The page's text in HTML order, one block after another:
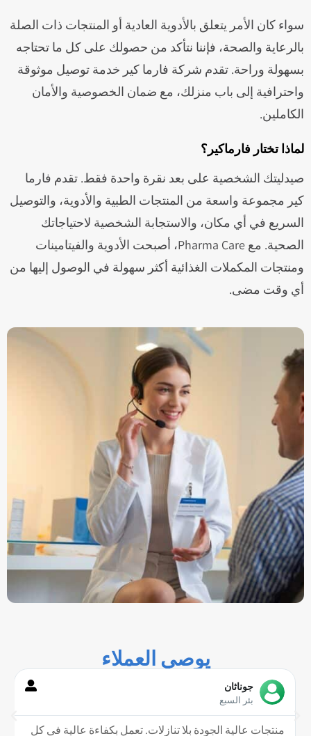
سواء كان الأمر يتعلق بالأدوية العادية أو المنتجات ذات الصلة
بالرعاية والصحة، فإننا نتأكد من حصولك على كل ما تحتاجه
بسهولة وراحة. تقدم شركة فارما كير خدمة توصيل موثوقة
واحترافية إلى باب منزلك، مع ضمان الخصوصية والأمان
الكاملين.
لماذا تختار فارماكير؟
صيدليتك الشخصية على بعد نقرة واحدة فقط. تقدم فارما
كير مجموعة واسعة من المنتجات الطبية والأدوية، والتوصيل
السريع في أي مكان، والاستجابة الشخصية لاحتياجاتك
الصحية. مع Pharma Care، أصبحت الأدوية والفيتامينات
ومنتجات المكملات الغذائية أكثر سهولة في الوصول إليها من
أي وقت مضى.
يوصي العملاء
جوناثان
بئر السبع
منتجات عالية الجودة بلا تنازلات. تعمل بكفاءة عالية في كل